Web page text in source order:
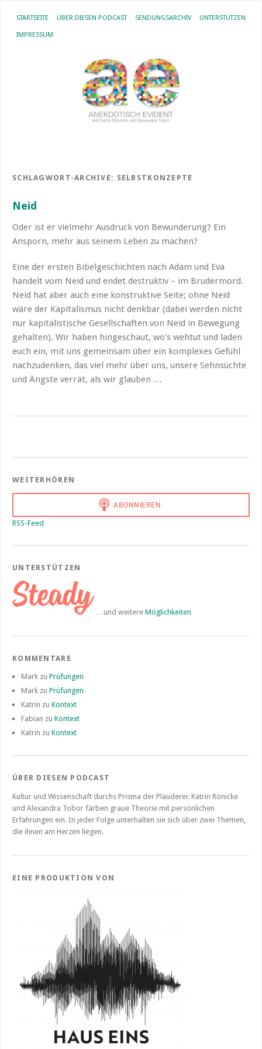
STARTSEITE ÜBER DIESEN PODCAST SENDUNGSARCHIV UNTERSTÜTZEN
IMPRESSUM
SCHLAGWORT-ARCHIVE: SELBSTKONZEPTE
Neid
Oder ist er vielmehr Ausdruck von Bewunderung? Ein
Ansporn, mehr aus seinem Leben zu machen?
Eine der ersten Bibelgeschichten nach Adam und Eva
handelt vom Neid und endet destruktiv – im Brudermord.
Neid hat aber auch eine konstruktive Seite; ohne Neid
wäre der Kapitalismus nicht denkbar (dabei werden nicht
nur kapitalistische Gesellschaften von Neid in Bewegung
gehalten). Wir haben hingeschaut, wo’s wehtut und laden
euch ein, mit uns gemeinsam über ein komplexes Gefühl
nachzudenken, das viel mehr über uns, unsere Sehnsüchte
und Ängste verrät, als wir glauben …
WEITERHÖREN
RSS-Feed
UNTERSTÜTZEN
…und weitere Möglichkeiten
KOMMENTARE
Mark zu Prüfungen
Mark zu Prüfungen
Katrin zu Kontext
Fabian zu Kontext
Katrin zu Kontext
ÜBER DIESEN PODCAST
Kultur und Wissenschaft durchs Prisma der Plauderei: Katrin Rönicke
und Alexandra Tobor färben graue Theorie mit persönlichen
Erfahrungen ein. In jeder Folge unterhalten sie sich über zwei Themen,
die ihnen am Herzen liegen.
EINE PRODUKTION VON